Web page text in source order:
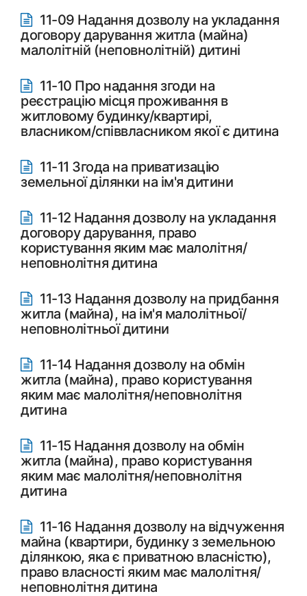
11-09 Надання дозволу на укладання
договору дарування житла (майна)
малолітній (неповнолітній) дитині
11-10 Про надання згоди на
реєстрацію місця проживання в
житловому будинку/квартирі,
власником/співвласником якої є дитина
11-11 Згода на приватизацію
земельної ділянки на ім'я дитини
11-12 Надання дозволу на укладання
договору дарування, право
користування яким має малолітня/
неповнолітня дитина
11-13 Надання дозволу на придбання
житла (майна), на ім'я малолітньої/
неповнолітньої дитини
11-14 Надання дозволу на обмін
житла (майна), право користування
яким має малолітня/неповнолітня
дитина
11-15 Надання дозволу на обмін
житла (майна), право користування
яким має малолітня/неповнолітня
дитина
11-16 Надання дозволу на відчуження
майна (квартири, будинку з земельною
ділянкою, яка є приватною власністю),
право власності яким має малолітня/
неповнолітня дитина